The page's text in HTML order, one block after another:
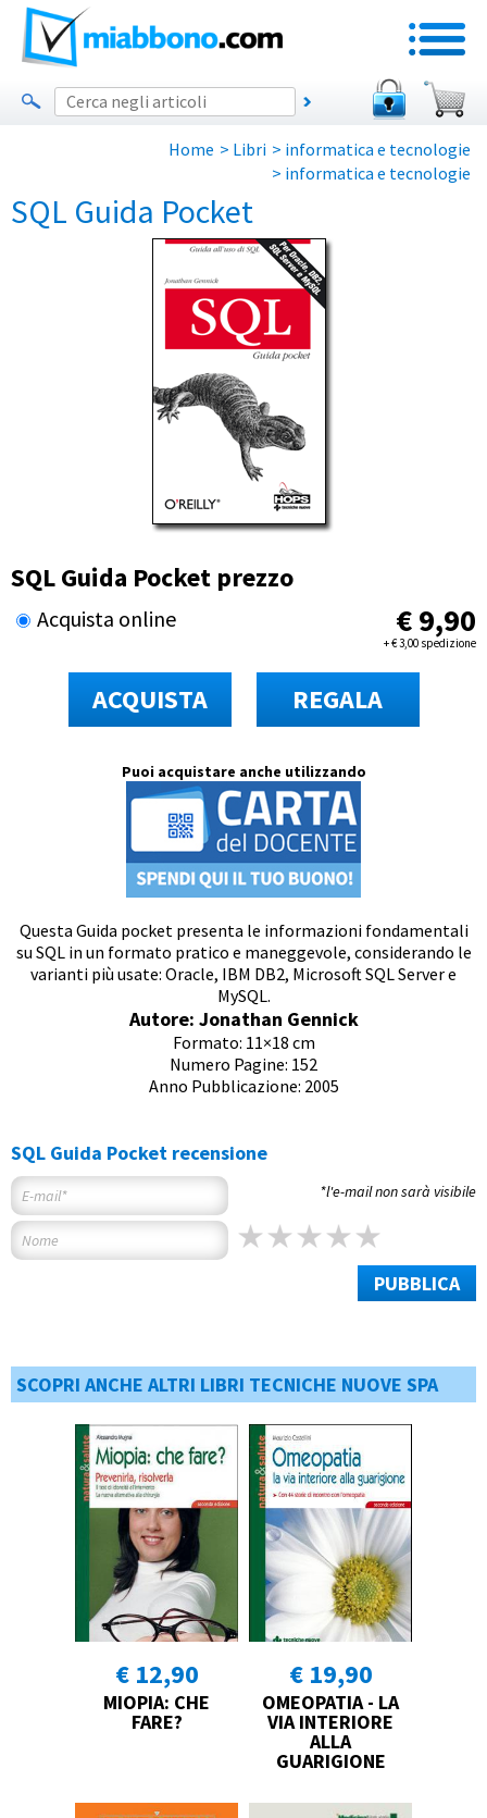
Home > Libri > informatica e tecnologie
> informatica e tecnologie
SQL Guida Pocket
SQL Guida Pocket prezzo
Acquista online €9,90
+€3,00 spedizione
ACQUISTA REGALA
Puoi acquistare anche utilizzando
Questa Guida pocket presenta le informazioni fondamentali
su SQL in un formato pratico e maneggevole, considerando le
varianti più usate: Oracle, IBM DB2, Microsoft SQL Server e
MySQL.
Autore: Jonathan Gennick
Formato: 11×18 cm
Numero Pagine: 152
Anno Pubblicazione: 2005
SQL Guida Pocket recensione
*l'e-mail non sarà visibile
PUBBLICA
SCOPRI ANCHE ALTRI LIBRI TECNICHE NUOVE SPA
€ 12,90
MIOPIA: CHE
FARE?
€ 19,90
OMEOPATIA - LA
VIA INTERIORE
ALLA
GUARIGIONE